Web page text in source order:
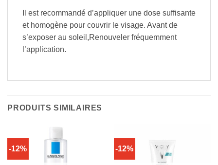
Il est recommandé d’appliquer une dose suffisante
et homogène pour couvrir le visage. Avant de
s’exposer au soleil,Renouveler fréquemment
l’application.
PRODUITS SIMILAIRES
-12% -12%